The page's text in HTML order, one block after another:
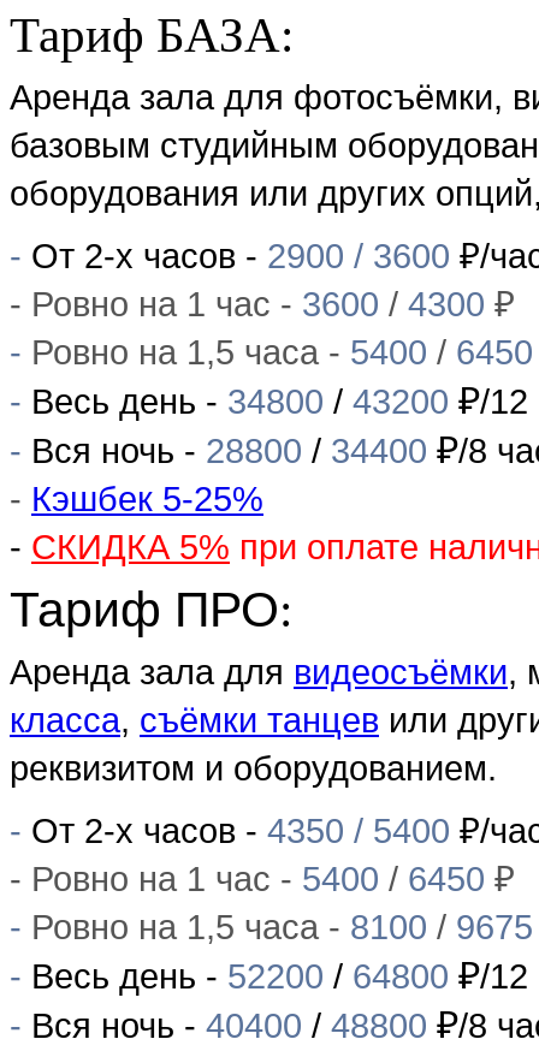
Тариф БАЗА:
Аренда зала для фотосъёмки,
базовым студийным
оборудования или других
- От 2-х часов - 2900 / 3600 ₽/
- Ровно на 1 час - 3600 / 4300 ₽
- Ровно на 1,5 часа - 5400 / 6450
- Весь день - 34800 / 43200 ₽/12
- Вся ночь - 28800 / 34400 ₽/8
- Кэшбек 5-25%
- СКИДКА 5% при оплате
Тариф ПРО:
Аренда зала для видеосъёмки,
класса, съёмки танцев или
реквизитом и оборудованием.
- От 2-х часов - 4350 / 5400 ₽/
- Ровно на 1 час - 5400 / 6450 ₽
- Ровно на 1,5 часа - 8100 / 9675
- Весь день - 52200 / 64800 ₽/12
- Вся ночь - 40400 / 48800 ₽/8